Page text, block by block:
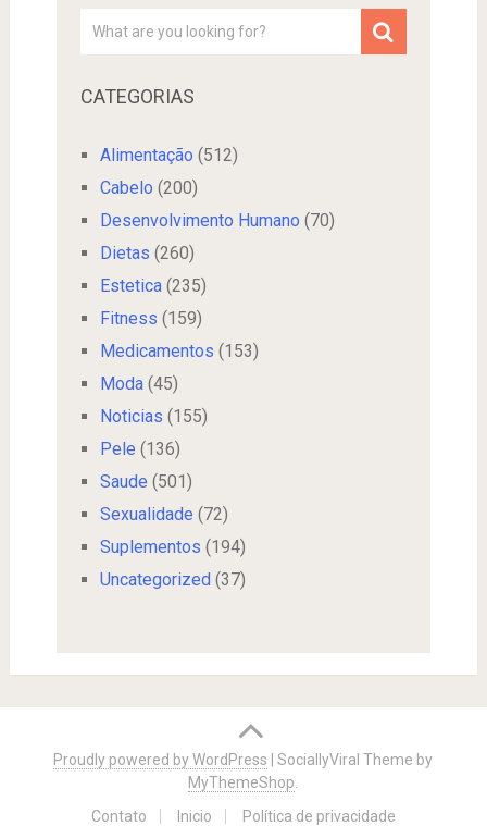
CATEGORIAS
Alimentação (512)
Cabelo (200)
Desenvolvimento Humano (70)
Dietas (260)
Estetica(235)
Fitness (159)
Medicamentos (153)
Moda(45)
Noticias (155)
Pele (136)
Saude (501)
Sexualidade (72)
Suplementos (194)
Uncategorized (37)
Proudly powered by WordPress |SociallyViral Theme by
MyThemeShop
Contato
Inicio Política de privacidade